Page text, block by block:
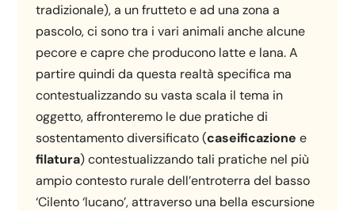
tradizionale), a un frutteto e ad una zona a
pascolo, ci sono tra i vari animali anche alcune
pecore e capre che producono latte e lana. A
partire quindi da questa realtà specifica ma
contestualizzando su vasta scala il tema in
oggetto, affronteremo le due pratiche di
sostentamento diversificato (caseificazione e
filatura) contestualizzando tali pratiche nel più
ampio contesto rurale dell’entroterra del basso
‘Cilento ‘lucano’, attraverso una bella escursione